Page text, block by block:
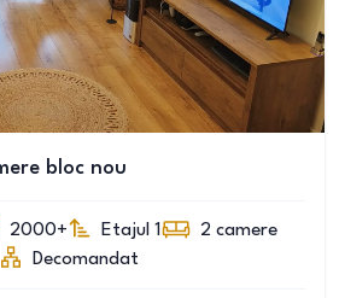
bloc nou
2000+ Etajul 1 2 camere
Decomandat